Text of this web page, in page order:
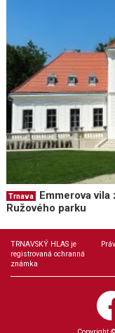
Trnava
Emmerova
Ružového parku
TRNAVSKÝ HLAS je
registrovaná ochranná
známka